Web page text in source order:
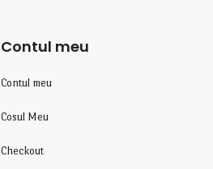
Contul meu
Contul meu
Cosul Meu
Checkout